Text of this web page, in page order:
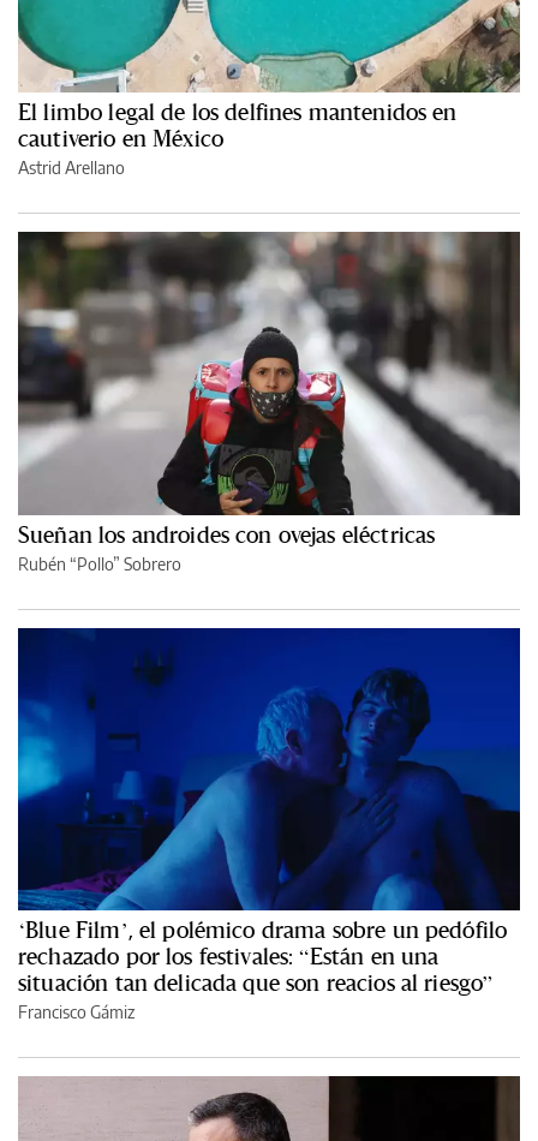
El limbo legal de los delfines mantenidos en
cautiverio en México
Astrid Arellano
Sueñan los androides con ovejas eléctricas
Rubén “Pollo” Sobrero
‘Blue Film’, el polémico drama sobre un pedófilo
rechazado por los festivales: “Están en una
situación tan delicada que son reacios al riesgo”
Francisco Gámiz